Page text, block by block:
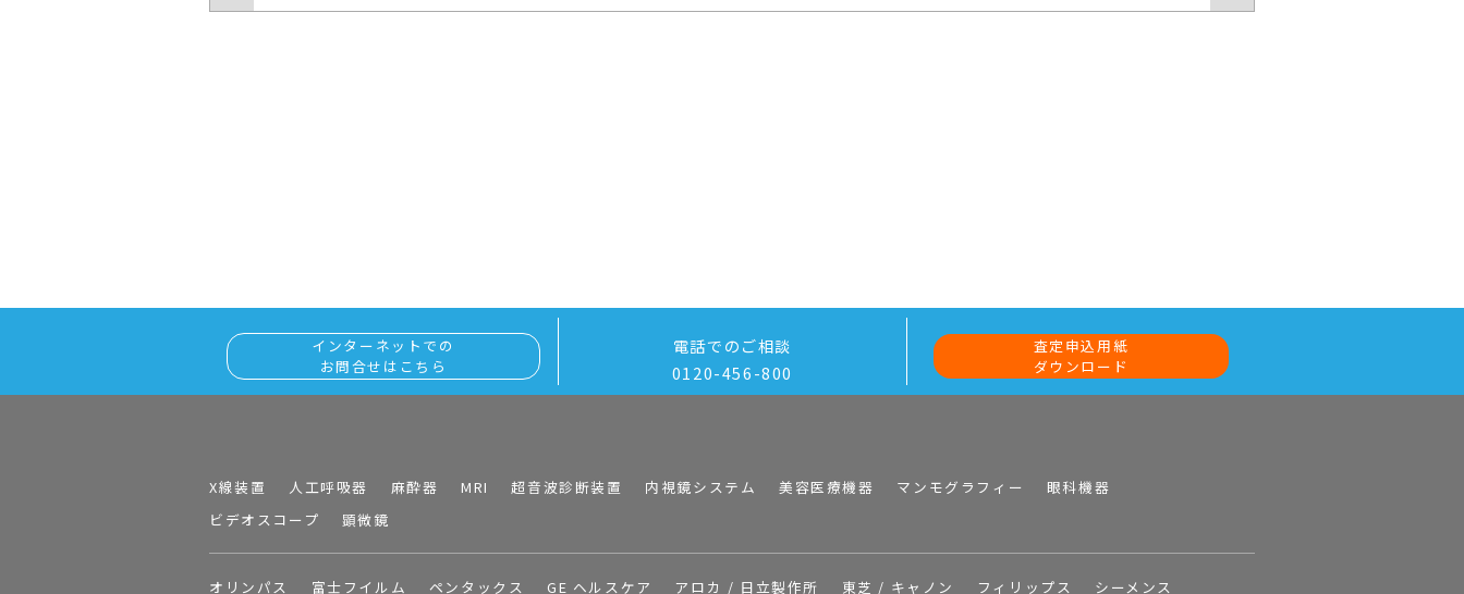
インターネットでの
お問合せはこちら
電話でのご相談
0120-456-800
査定申込用紙
ダウンロード
X線装置 人工呼吸器 麻酔器 MRI 超音波診断装置 内視鏡システム 美容医療機器 マンモグラフィー
眼科機器
ビデオスコープ
顕微鏡
オリンパス 富士フイルム ペンタックス GE ヘルスケア アロカ / 日立製作所 東芝 / キャノン フィリップス
シーメンス